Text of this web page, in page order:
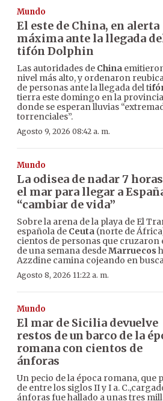
Mundo
El este de China, en alerta
máxima ante la llegada
tifón Dolphin
Las autoridades de China
nivel más alto, y ordenaron
de personas ante la llegada del t
tierra este domingo en la
donde se esperan lluvias
torrenciales”.
Agosto 9, 2026 08:42 a. m.
Mundo
La odisea de nadar 7
el mar para llegar a
“cambiar de vida”
Sobre la arena de la playa de El
española de Ceuta (norte de
cientos de personas que cruzaron
de una semana desdeMarruecos
Azzdine camina cojeando en
Agosto 8, 2026 11:22 a. m.
Mundo
El mar de Sicilia devuelve
restos de un barco de la
romana con cientos de
ánforas
Un pecio de la época romana, que
de entre los siglos II y I a.
ánforas fue hallado a unas tres